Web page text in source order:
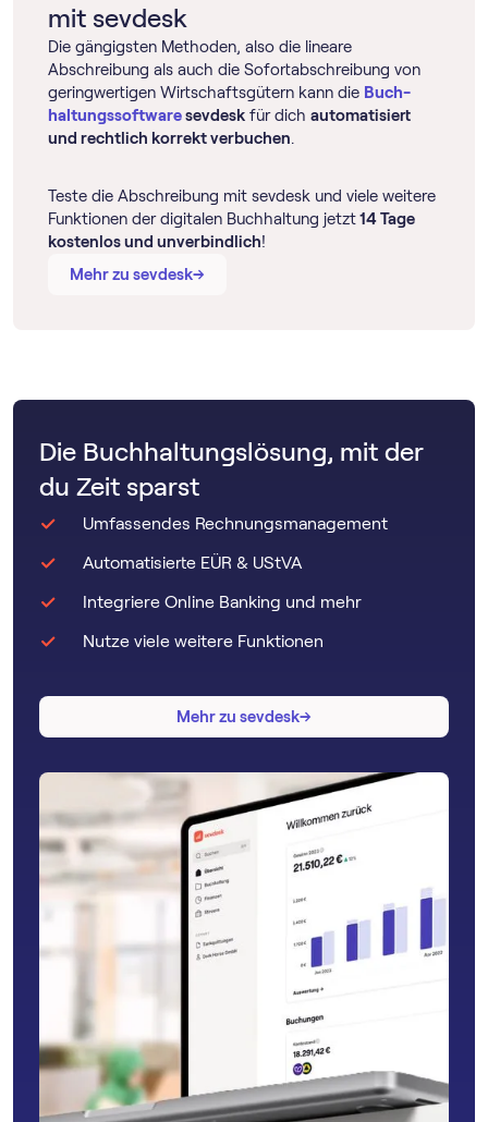
mit sevdesk
Die gängigsten Methoden, also die lineare
Abschreibung als auch die Sofortabschreibung von
geringwertigen Wirtschaftsgütern kann die Buch­
haltungs­softwaresevdesk für dich automatisiert
und rechtlich korrekt verbuchen.
Teste die Abschreibung mit sevdesk und viele weitere
Funktionen der digitalen Buchhaltung jetzt14 Tage
kostenlos und unverbindlich!
Mehr zu sevdesk→
→
Die Buchhaltungslösung, mit der
du Zeit sparst
Umfassendes Rechnungsmanagement
Automatisierte EÜR & UStVA
Integriere Online Banking und mehr
Nutze viele weitere Funktionen
Mehr zu sevdesk→
→